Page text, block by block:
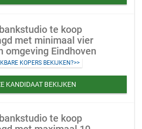
te koop
met minimaal vier
omgeving Eindhoven
KOPERS BEKIJKEN?>>
KANDIDAAT BEKIJKEN
te koop